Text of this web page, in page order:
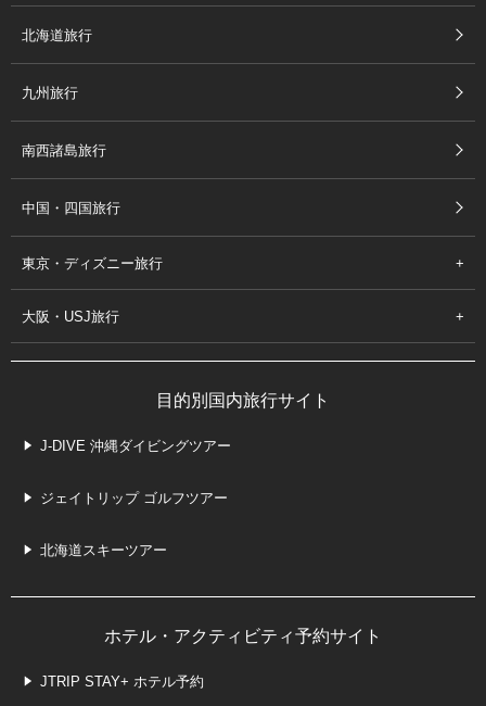
北海道旅行
九州旅行
南西諸島旅行
中国・四国旅行
東京・ディズニー旅行
大阪・USJ旅行
目的別国内旅行サイト
J-DIVE 沖縄ダイビングツアー
ジェイトリップ ゴルフツアー
北海道スキーツアー
ホテル・アクティビティ予約サイト
JTRIP STAY+ ホテル予約